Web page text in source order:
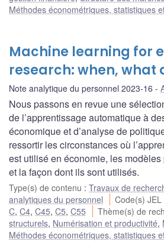
Méthodes économétriques, statistiques
Machine learning for
research: when, what
Note analytique du personnel 2023-16
Nous passons en revue une
de l’apprentissage automatique à
économique et d’analyse de
ressortir les circonstances où
est utilisé en économie, les
et la façon dont ils sont utilisés.
Type(s) de contenu : Travaux de
analytiques du personnel
Code(s) JEL
C, C4, C45, C5, C55 Thème(s) de
structurels, Numérisation et productivité,
Méthodes économétriques, statistiques